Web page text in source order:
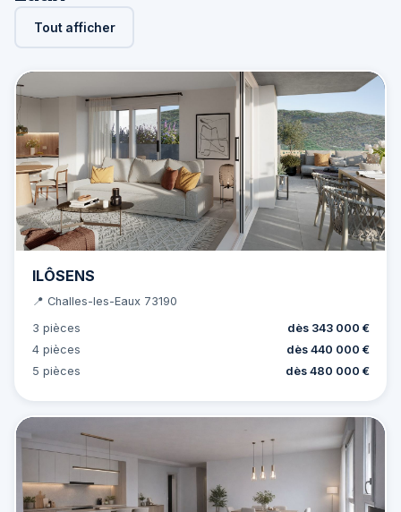
Tout afficher
ILÔSENS
📍 Challes-les-Eaux 73190
3 pièces
dès 343 000 €
4 pièces
dès 440 000 €
5 pièces
dès 480 000 €